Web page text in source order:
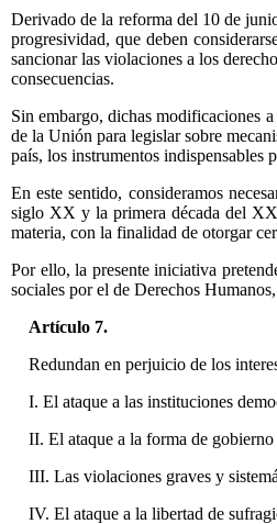
Derivado de la reforma del 10 de
progresividad, que deben
sancionar las violaciones a los
consecuencias.
Sin embargo, dichas modificaciones
de la Unión para legislar sobre
país, los instrumentos indispensables
En este sentido, consideramos
siglo XX y la primera década del
materia, con la finalidad de otorgar
Por ello, la presente iniciativa
sociales por el de Derechos
Artículo 7.
Redundan en perjuicio de los
I. El ataque a las instituciones
II. El ataque a la forma de
III. Las violaciones graves y
IV. El ataque a la libertad de